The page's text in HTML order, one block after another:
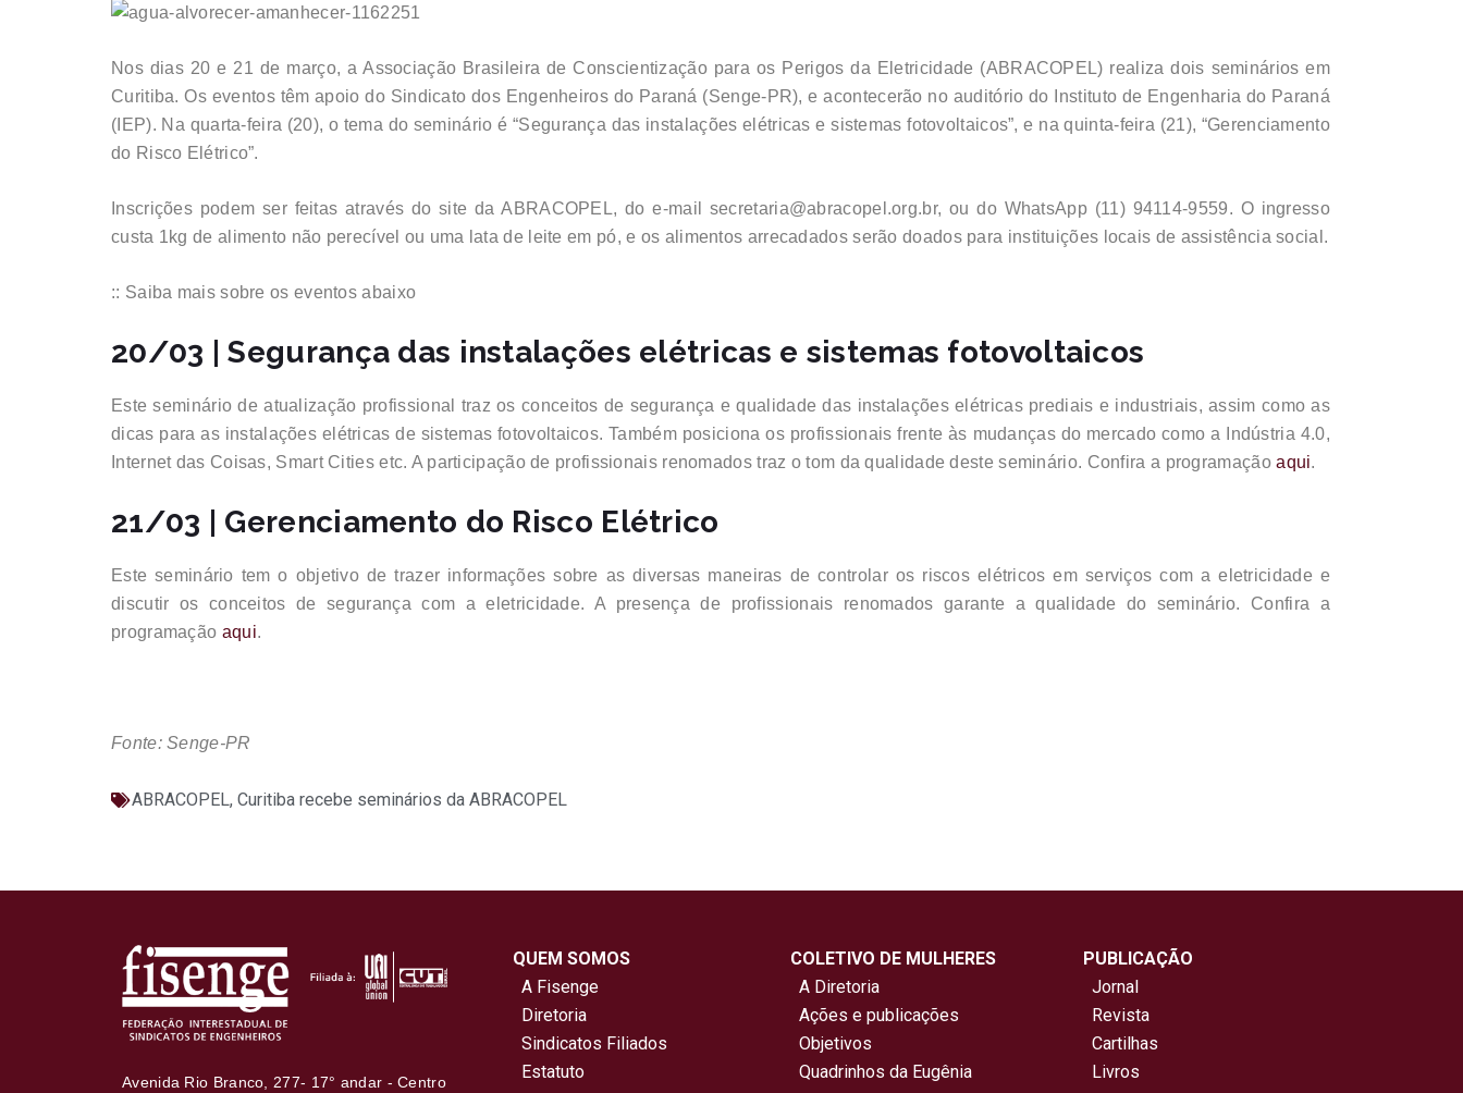
Nos dias 20 e 21 de março, a Associação Brasileira de Conscientização para os Perigos da Eletricidade (ABRACOPEL) realiza dois seminários em
Curitiba. Os eventos têm apoio do Sindicato dos Engenheiros do Paraná (Senge-PR), e acontecerão no auditório do Instituto de Engenharia do Paraná
(IEP). Na quarta-feira (20), o tema do seminário é “Segurança das instalações elétricas e sistemas fotovoltaicos”, e na quinta-feira (21), “Gerenciamento
do Risco Elétrico”.
Inscrições podem ser feitas através do site da ABRACOPEL, do e-mail secretaria@abracopel.org.br, ou do WhatsApp (11) 94114-9559. O ingresso
custa 1kg de alimento não perecível ou uma lata de leite em pó, e os alimentos arrecadados serão doados para instituições locais de assistência social.
:: Saiba mais sobre os eventos abaixo
20/03 | Segurança das instalações elétricas e sistemas fotovoltaicos
Este seminário de atualização profissional traz os conceitos de segurança e qualidade das instalações elétricas prediais e industriais, assim como as
dicas para as instalações elétricas de sistemas fotovoltaicos. Também posiciona os profissionais frente às mudanças do mercado como a Indústria 4.0,
Internet das Coisas, Smart Cities etc. A participação de profissionais renomados traz o tom da qualidade deste seminário. Confira a programaçãoaqui.
21/03 | Gerenciamento do Risco Elétrico
Este seminário tem o objetivo de trazer informações sobre as diversas maneiras de controlar os riscos elétricos em serviços com a eletricidade e
discutir os conceitos de segurança com a eletricidade. A presença de profissionais renomados garante a qualidade do seminário. Confira a
programação aqui.
Fonte: Senge-PR
ABRACOPEL, Curitiba recebe seminários da ABRACOPEL
Avenida Rio Branco, 277- 17° andar - Centro
QUEM SOMOS
A Fisenge
Diretoria
Sindicatos Filiados
Estatuto
COLETIVO DE MULHERES
A Diretoria
Ações e publicações
Objetivos
Quadrinhos da Eugênia
PUBLICAÇÃO
Jornal
Revista
Cartilhas
Livros